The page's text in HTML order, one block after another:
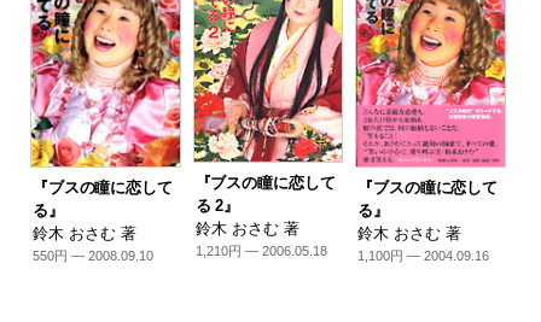
『ブスの瞳に恋して
る』
鈴木 おさむ 著
550円 — 2008.09.10
『ブスの瞳に恋して
る 2』
鈴木 おさむ 著
1,210円 — 2006.05.18
『ブスの瞳に恋して
る』
鈴木 おさむ 著
1,100円 — 2004.09.16